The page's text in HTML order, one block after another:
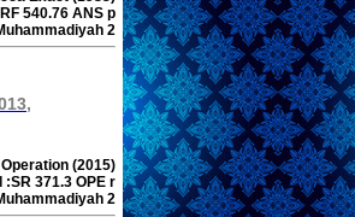
540.76 ANS p
2
(2015)
371.3 OPE r
2